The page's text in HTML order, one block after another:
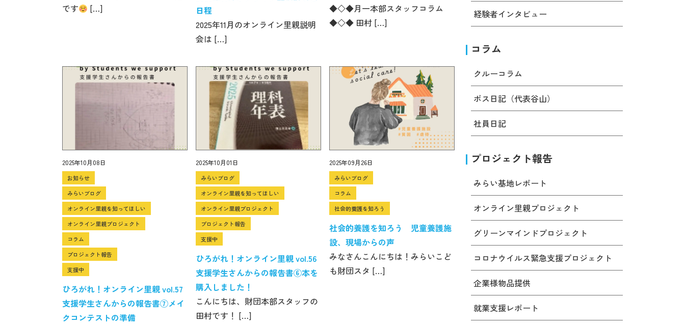
です
[…]
日程
2025年11月のオンライン里親説明
会は […]
◆◇◆月一本部スタッフコラム
◆◇◆ 田村 […]
2025年10月08日
お知らせ
みらいブログ
オンライン里親を知ってほしい
オンライン里親プロジェクト
コラム
プロジェクト報告
支援中
ひろがれ！オンライン里親 vol.57
支援学生さんからの報告書⑦メイ
クコンテストの準備
2025年10月01日
みらいブログ
オンライン里親を知ってほしい
オンライン里親プロジェクト
プロジェクト報告
支援中
ひろがれ！オンライン里親 vol.56
支援学生さんからの報告書⑥本を
購入しました！
こんにちは、財団本部スタッフの
田村です！ […]
2025年09月26日
みらいブログ
コラム
社会的養護を知ろう
社会的養護を知ろう 児童養護施
設、現場からの声
みなさんこんにちは！みらいこど
も財団スタ […]
経験者インタビュー
コラム
クルーコラム
ボス日記（代表谷山）
社員日記
プロジェクト報告
みらい基地レポート
オンライン里親プロジェクト
グリーンマインドプロジェクト
コロナウイルス緊急支援プロジェクト
企業様物品提供
就業支援レポート